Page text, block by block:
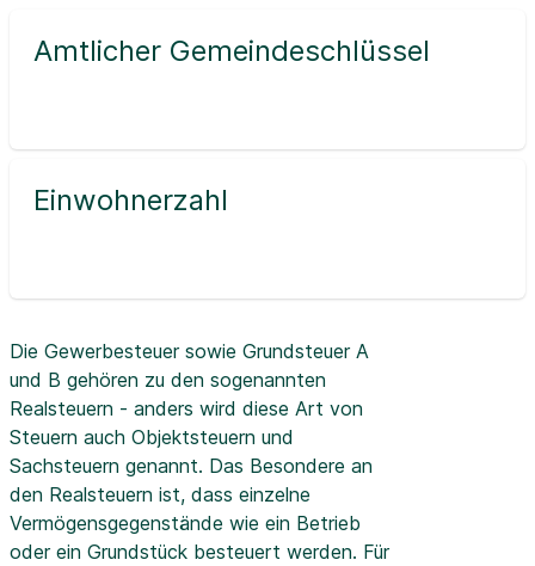
Amtlicher Gemeindeschlüssel
Einwohnerzahl
Die Gewerbesteuer sowie Grundsteuer A
und B gehören zu den sogenannten
Realsteuern - anders wird diese Art von
Steuern auch Objektsteuern und
Sachsteuern genannt. Das Besondere an
den Realsteuern ist, dass einzelne
Vermögensgegenstände wie ein Betrieb
oder ein Grundstück besteuert werden. Für